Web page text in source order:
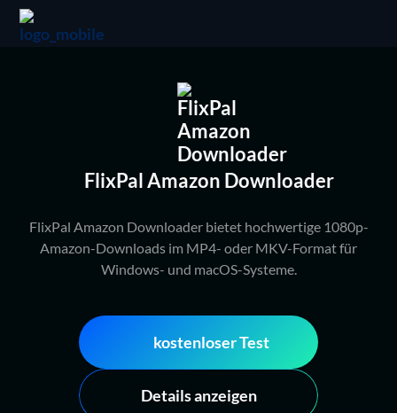
FlixPal Amazon Downloader
FlixPal Amazon Downloader bietet hochwertige 1080p-
Amazon-Downloads im MP4- oder MKV-Format für
Windows- und macOS-Systeme.
kostenloser Test
Details anzeigen